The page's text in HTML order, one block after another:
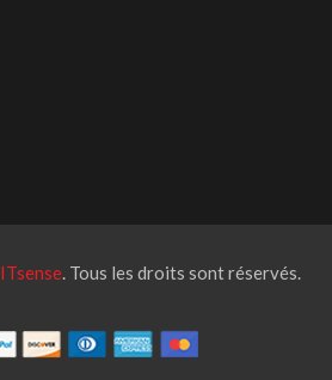
ITsense. Tous les droits sont réservés.